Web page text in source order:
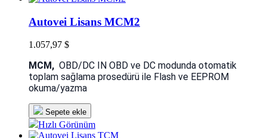
Autovei Lisans MCM2
1.057,97 $
MCM, OBD/DC IN OBD ve DC modunda otomatik
toplam sağlama prosedürü ile Flash ve EEPROM
okuma/yazma
Sepete ekle
Hızlı Görünüm